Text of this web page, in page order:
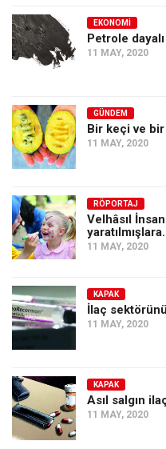
EKONOMI
Petrole
11 MAY, 2020
GÜNDEM
Bir keçi ve bir
11 MAY, 2020
RÖPORTAJ
Velhâsıl
11 MAY, 2020
KAPAK
İlaç
11 MAY, 2020
KAPAK
Asıl salgın
11 MAY, 2020